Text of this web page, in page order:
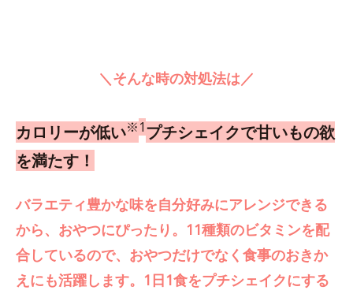
＼そんな時の対処法は／
カロリーが低い※1プチシェイクで甘いもの欲
を満たす！
バラエティ豊かな味を自分好みにアレンジできる
から、おやつにぴったり。11種類のビタミンを配
合しているので、おやつだけでなく食事のおきか
えにも活躍します。1日1食をプチシェイクにする